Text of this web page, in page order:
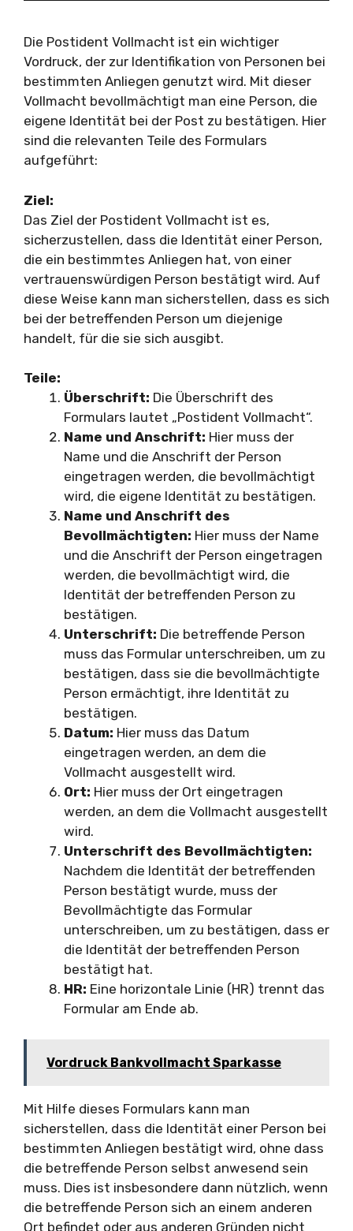
Die Postident Vollmacht ist ein wichtiger
Vordruck, der zur Identifikation von Personen bei
bestimmten Anliegen genutzt wird. Mit dieser
Vollmacht bevollmächtigt man eine Person, die
eigene Identität bei der Post zu bestätigen. Hier
sind die relevanten Teile des Formulars
aufgeführt:
Ziel:
Das Ziel der Postident Vollmacht ist es,
sicherzustellen, dass die Identität einer Person,
die ein bestimmtes Anliegen hat, von einer
vertrauenswürdigen Person bestätigt wird. Auf
diese Weise kann man sicherstellen, dass es sich
bei der betreffenden Person um diejenige
handelt, für die sie sich ausgibt.
Teile:
Überschrift: Die Überschrift des
Formulars lautet „Postident Vollmacht“.
Name und Anschrift: Hier muss der
Name und die Anschrift der Person
eingetragen werden, die bevollmächtigt
wird, die eigene Identität zu bestätigen.
Name und Anschrift des
Bevollmächtigten: Hier muss der Name
und die Anschrift der Person eingetragen
werden, die bevollmächtigt wird, die
Identität der betreffenden Person zu
bestätigen.
Unterschrift: Die betreffende Person
muss das Formular unterschreiben, um zu
bestätigen, dass sie die bevollmächtigte
Person ermächtigt, ihre Identität zu
bestätigen.
Datum: Hier muss das Datum
eingetragen werden, an dem die
Vollmacht ausgestellt wird.
Ort: Hier muss der Ort eingetragen
werden, an dem die Vollmacht ausgestellt
wird.
Unterschrift des Bevollmächtigten:
Nachdem die Identität der betreffenden
Person bestätigt wurde, muss der
Bevollmächtigte das Formular
unterschreiben, um zu bestätigen, dass er
die Identität der betreffenden Person
bestätigt hat.
HR: Eine horizontale Linie (HR) trennt das
Formular am Ende ab.
Vordruck Bankvollmacht Sparkasse
Mit Hilfe dieses Formulars kann man
sicherstellen, dass die Identität einer Person bei
bestimmten Anliegen bestätigt wird, ohne dass
die betreffende Person selbst anwesend sein
muss. Dies ist insbesondere dann nützlich, wenn
die betreffende Person sich an einem anderen
Ort befindet oder aus anderen Gründen nicht